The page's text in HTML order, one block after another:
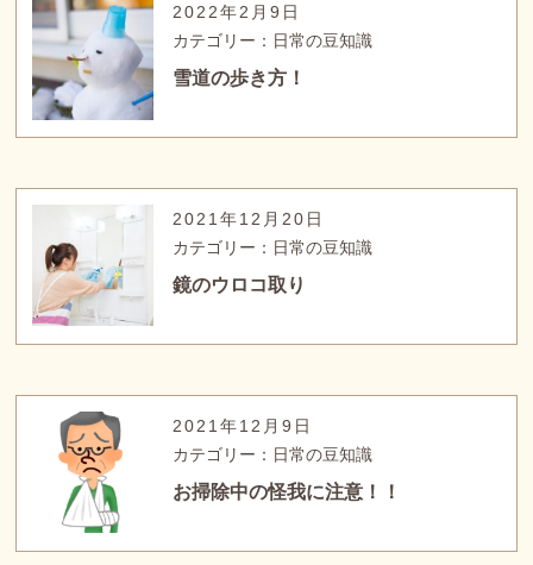
2022年2月9日
カテゴリー：日常の豆知識
雪道の歩き方！
2021年12月20日
カテゴリー：日常の豆知識
鏡のウロコ取り
2021年12月9日
カテゴリー：日常の豆知識
お掃除中の怪我に注意！！